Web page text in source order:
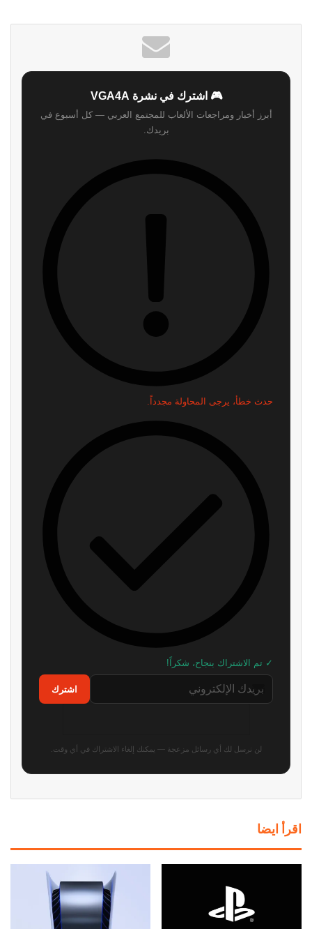
🎮 اشترك في نشرة VGA4A
أبرز أخبار ومراجعات الألعاب للمجتمع العربي — كل أسبوع في
بريدك.
حدث خطأ، يرجى المحاولة مجدداً.
✓ تم الاشتراك بنجاح، شكراً!
اشترك
لن نرسل لك أي رسائل مزعجة — يمكنك إلغاء الاشتراك في أي وقت.
اقرأ ايضا